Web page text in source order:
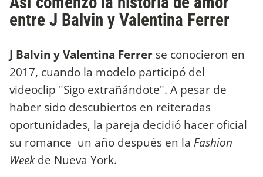
entre J Balvin y Valentina Ferrer
J Balvin y Valentina Ferrer se conocieron en
2017, cuando la modelo participó del
videoclip "Sigo extrañándote". A pesar de
haber sido descubiertos en reiteradas
oportunidades, la pareja decidió hacer oficial
su romance un año después en la Fashion
Weekde Nueva York.